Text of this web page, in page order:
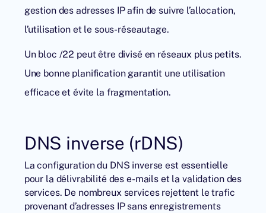
gestion des adresses IP afin de suivre l’allocation,
l’utilisation et le sous-réseautage.
Un bloc /22 peut être divisé en réseaux plus petits.
Une bonne planification garantit une utilisation
efficace et évite la fragmentation.
DNS inverse (rDNS)
La configuration du DNS inverse est essentielle
pour la délivrabilité des e-mails et la validation des
services. De nombreux services rejettent le trafic
provenant d’adresses IP sans enregistrements